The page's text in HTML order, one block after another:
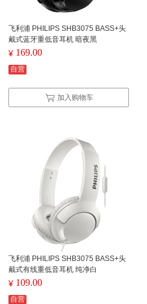
飞利浦 PHILIPS SHB3075 BASS+头
戴式蓝牙重低音耳机 暗夜黑
¥ 169.00
自营
加入购物车
飞利浦 PHILIPS SHB3075 BASS+头
戴式有线重低音耳机 纯净白
¥ 109.00
自营